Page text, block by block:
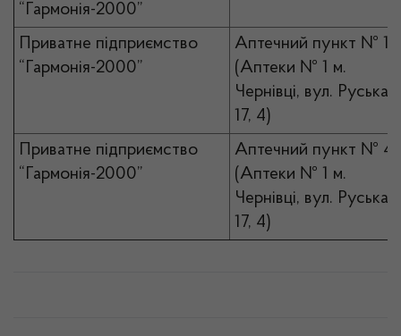
“Гармонія-2000”
Приватне підприємство
“Гармонія-2000”
Аптечний пункт № 1
(Аптеки № 1 м.
Чернівці, вул. Руська,
17, 4)
Приватне підприємство
“Гармонія-2000”
Аптечний пункт № 4
(Аптеки № 1 м.
Чернівці, вул. Руська,
17, 4)